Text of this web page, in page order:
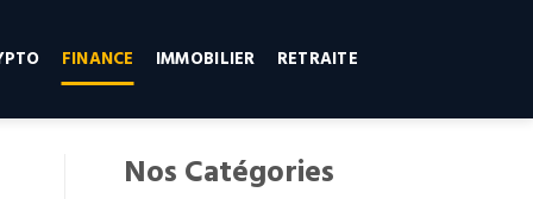
FINANCE IMMOBILIER RETRAITE
Nos Catégories